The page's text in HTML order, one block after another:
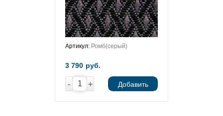
Артикул: Ромб(серый)
3 790 руб.
- + Добавить